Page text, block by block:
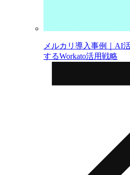
メルカリ導入事例｜AI
するWorkato活用戦略